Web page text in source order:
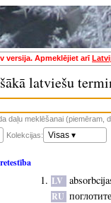
versija. Apmeklējiet arī
latviešu
daļu meklēšanai (piemēram,
Kolekcijas: Visas ▾
LV
RU